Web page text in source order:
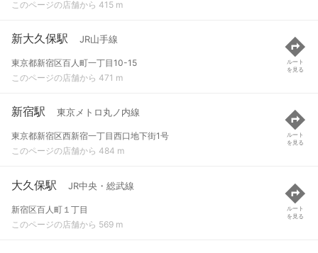
このページの店舗から 415 m
新大久保駅 JR山手線
東京都新宿区百人町一丁目10-15
このページの店舗から 471 m
ルート
を見る
新宿駅 東京メトロ丸ノ内線
東京都新宿区西新宿一丁目西口地下街1号
このページの店舗から 484 m
ルート
を見る
大久保駅 JR中央・総武線
新宿区百人町１丁目
このページの店舗から 569 m
ルート
を見る